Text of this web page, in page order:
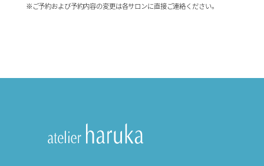
※ご予約および予約内容の変更は各サロンに直接ご連絡ください。